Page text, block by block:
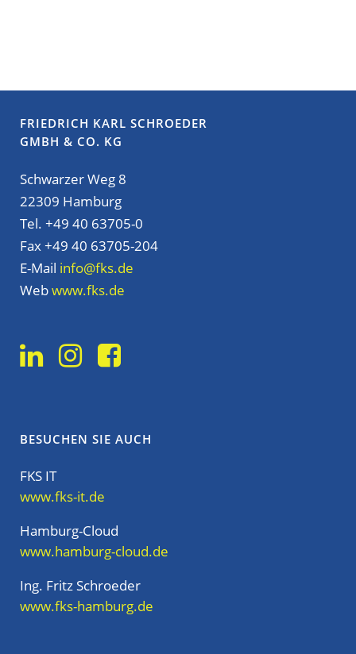
FRIEDRICH KARL SCHROEDER
GMBH & CO. KG
Schwarzer Weg 8
22309 Hamburg
Tel. +49 40 63705-0
Fax +49 40 63705-204
E-Mail info@fks.de
Webwww.fks.de
BESUCHEN SIE AUCH
FKS IT
www.fks-it.de
Hamburg-Cloud
www.hamburg-cloud.de
Ing. Fritz Schroeder
www.fks-hamburg.de